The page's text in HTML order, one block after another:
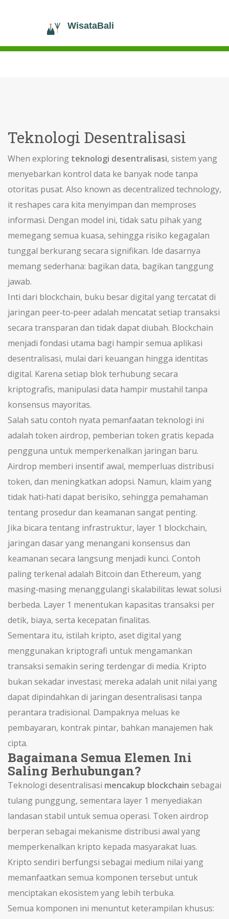
Teknologi Desentralisasi
When exploring teknologi desentralisasi, sistem yang
menyebarkan kontrol data ke banyak node tanpa
otoritas pusat. Also known as decentralized technology,
it reshapes cara kita menyimpan dan memproses
informasi. Dengan model ini, tidak satu pihak yang
memegang semua kuasa, sehingga risiko kegagalan
tunggal berkurang secara signifikan. Ide dasarnya
memang sederhana: bagikan data, bagikan tanggung
jawab.
Inti dari blockchain, buku besar digital yang tercatat di
jaringan peer‑to‑peeradalah mencatat setiap transaksi
secara transparan dan tidak dapat diubah. Blockchain
menjadi fondasi utama bagi hampir semua aplikasi
desentralisasi, mulai dari keuangan hingga identitas
digital. Karena setiap blok terhubung secara
kriptografis, manipulasi data hampir mustahil tanpa
konsensus mayoritas.
Salah satu contoh nyata pemanfaatan teknologi ini
adalah token airdrop, pemberian token gratis kepada
pengguna untuk memperkenalkan jaringan baru.
Airdrop memberi insentif awal, memperluas distribusi
token, dan meningkatkan adopsi. Namun, klaim yang
tidak hati‑hati dapat berisiko, sehingga pemahaman
tentang prosedur dan keamanan sangat penting.
Jika bicara tentang infrastruktur, layer 1 blockchain,
jaringan dasar yang menangani konsensus dan
keamanan secara langsung menjadi kunci. Contoh
paling terkenal adalah Bitcoin dan Ethereum, yang
masing‑masing menanggulangi skalabilitas lewat solusi
berbeda. Layer 1 menentukan kapasitas transaksi per
detik, biaya, serta kecepatan finalitas.
Sementara itu, istilah kripto, aset digital yang
menggunakan kriptografi untuk mengamankan
transaksi semakin sering terdengar di media. Kripto
bukan sekadar investasi; mereka adalah unit nilai yang
dapat dipindahkan di jaringan desentralisasi tanpa
perantara tradisional. Dampaknya meluas ke
pembayaran, kontrak pintar, bahkan manajemen hak
cipta.
Bagaimana Semua Elemen Ini
Saling Berhubungan?
Teknologi desentralisasi mencakup blockchain sebagai
tulang punggung, sementara layer 1 menyediakan
landasan stabil untuk semua operasi. Token airdrop
berperan sebagai mekanisme distribusi awal yang
memperkenalkan kripto kepada masyarakat luas.
Kripto sendiri berfungsi sebagai medium nilai yang
memanfaatkan semua komponen tersebut untuk
menciptakan ekosistem yang lebih terbuka.
Semua komponen ini menuntut keterampilan khusus: